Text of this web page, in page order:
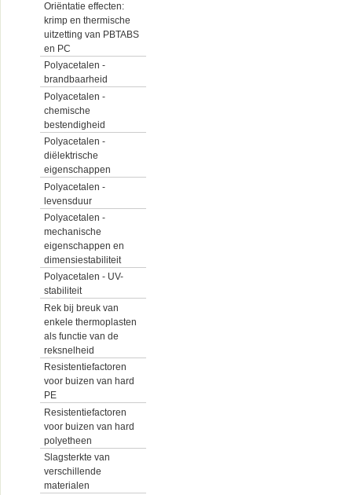
Oriëntatie effecten:
krimp en thermische
uitzetting van PBTABS
en PC
Polyacetalen -
brandbaarheid
Polyacetalen -
chemische
bestendigheid
Polyacetalen -
diëlektrische
eigenschappen
Polyacetalen -
levensduur
Polyacetalen -
mechanische
eigenschappen en
dimensiestabiliteit
Polyacetalen - UV-
stabiliteit
Rek bij breuk van
enkele thermoplasten
als functie van de
reksnelheid
Resistentiefactoren
voor buizen van hard
PE
Resistentiefactoren
voor buizen van hard
polyetheen
Slagsterkte van
verschillende
materialen